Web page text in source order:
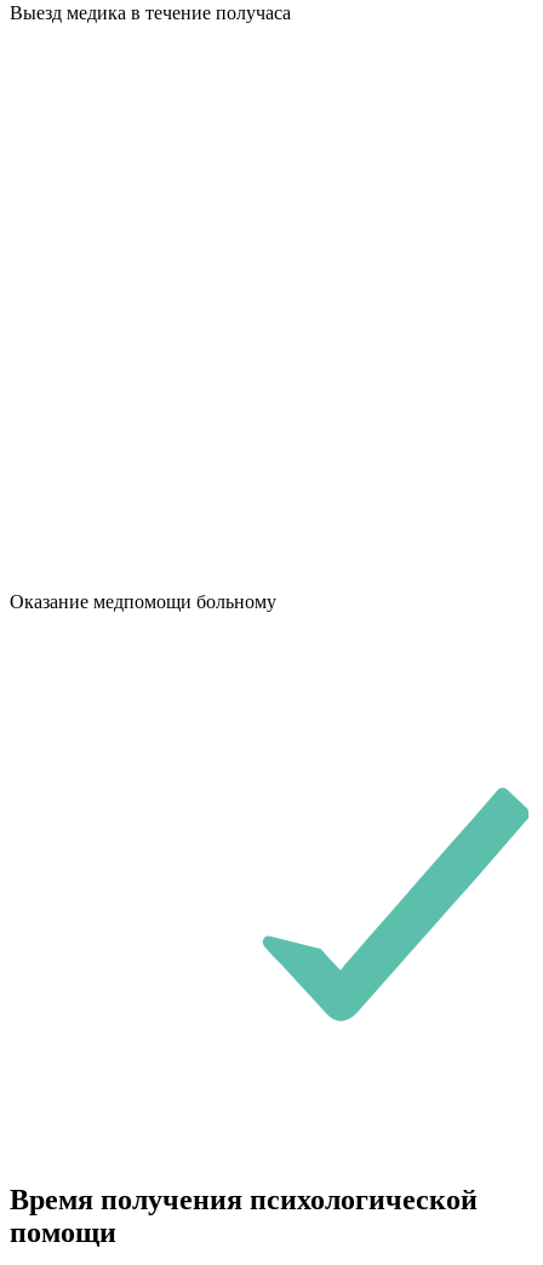
Выезд медика в течение получаса
Оказание медпомощи больному
Время получения психологической
помощи